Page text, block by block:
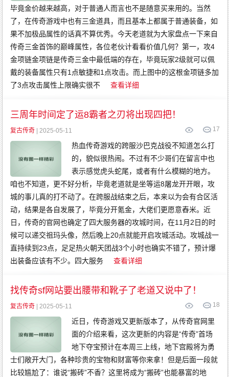
毕竟金价越来越高，对于普通人而言也不是随意买来用的。当然
了，在传奇游戏中也有三金道具，而且基本上都属于普通装备，如
果不加极品属性的话真不算优秀。今天老道就为大家盘点一下来自
传奇三金首饰的巅峰属性，各位老伙计看看价值几何？第一，攻4
金项链金项链是传奇三金中最低端的存在，毕竟玩家2级就可以佩
戴的装备属性只有1点敏捷和1点攻击。而上图中的这根金项链多加
了3点攻击属性上限确实很不
查看详细
三周年时间定了运8霸者之刃将出现四把！
17
复古传奇 | 2025-05-11
热血传奇游戏的跨服沙巴克战役不知道怎么打
的，貌似很热闹。不过有不少哥们在留言中也
表示感觉虎头蛇尾，或者有什么模糊的地方。
咱也不知道，更不好分析，毕竟老道就是坐等运8屠龙开开眼，攻
城的事儿真的打不动了。在跨服战结束之后，本来以为会有合区活
动，结果是各自发展了，毕竟分开氪金，大佬们更愿意舂米。近
日，传奇的官网也确定了四大服务器的攻城时间，在11月2日的时
候可以递交祖玛头像，然后晚上20点就能开启攻城活动。攻城战一
直持续到23点，足足热火朝天团战3个小时也确实不错了，预计爆
出装备应该有不少。四大服务
查看详细
找传奇sf网站要出腰带和靴子了老道又说中了！
18
复古传奇 | 2025-05-11
近日，传奇游戏又更新版本了，从传奇官网里
面的介绍来看，这次更新的内容是“传奇”首场
地下夺宝预计在本周三上线，地下宫殿将为勇
士们敞开大门，各种珍贵的宝物和财富等你来拿！但是后面一段就
比较尴尬了：谁说“搬砖”不香？这里将成为“搬砖”也能暴富的地